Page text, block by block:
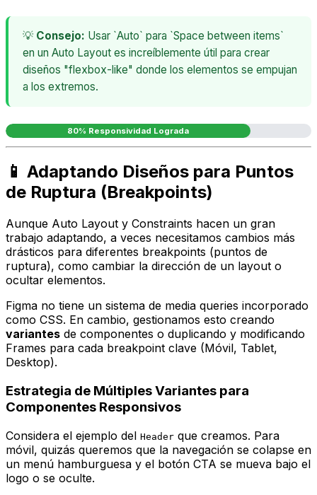
💡 Consejo: Usar `Auto` para `Space between items`
en un Auto Layout es increíblemente útil para crear
diseños "flexbox-like" donde los elementos se empujan
a los extremos.
80% Responsividad Lograda
📱 Adaptando Diseños para Puntos
de Ruptura (Breakpoints)
Aunque Auto Layout y Constraints hacen un gran
trabajo adaptando, a veces necesitamos cambios más
drásticos para diferentes breakpoints (puntos de
ruptura), como cambiar la dirección de un layout o
ocultar elementos.
Figma no tiene un sistema de media queries incorporado
como CSS. En cambio, gestionamos esto creando
variantes de componentes o duplicando y modificando
Frames para cada breakpoint clave (Móvil, Tablet,
Desktop).
Estrategia de Múltiples Variantes para
Componentes Responsivos
Considera el ejemplo del Header que creamos. Para
móvil, quizás queremos que la navegación se colapse en
un menú hamburguesa y el botón CTA se mueva bajo el
logo o se oculte.